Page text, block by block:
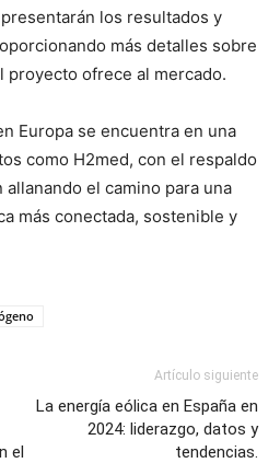
los resultados y
más detalles sobre
proyecto ofrece al mercado.
Europa se encuentra en una
como H2med, con el respaldo
allanando el camino para una
más conectada, sostenible y
el
Artículo siguiente
La energía eólica en España en
2024: liderazgo, datos y
tendencias.